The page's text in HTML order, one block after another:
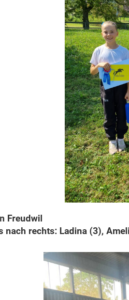
Freudwil
nach rechts: Ladina (3),